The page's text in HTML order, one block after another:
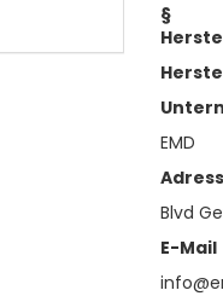
§
EMD
Blvd
E-Mail